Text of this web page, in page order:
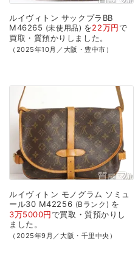
ルイヴィトン サックプラBB
M46265
未使用品 を22万円で
買取・質預かり しました。
（2025年10月／大阪・豊中市）
ルイヴィトン モノグラム ソミュ
ール30 M42256 Bランク
を
3万5000円で買取・質預かり し
ました。
（2025年9月／大阪・千里中央）